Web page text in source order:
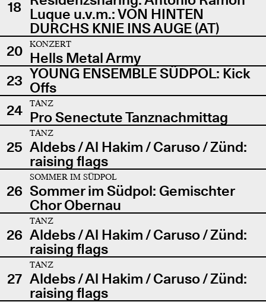
18 Luque u.v.m.: VON HINTEN
DURCHS KNIE INS AUGE (AT)
20
KONZERT
Hells Metal Army
23 YOUNG ENSEMBLE SÜDPOL: Kick
Offs
24
TANZ
Pro Senectute Tanznachmittag
25
TANZ
Aldebs / Al Hakim / Caruso / Zünd:
raising flags
26
SOMMER IM SÜDPOL
Sommer im Südpol: Gemischter
Chor Obernau
26
TANZ
Aldebs / Al Hakim / Caruso / Zünd:
raising flags
27
TANZ
Aldebs / Al Hakim / Caruso / Zünd:
raising flags